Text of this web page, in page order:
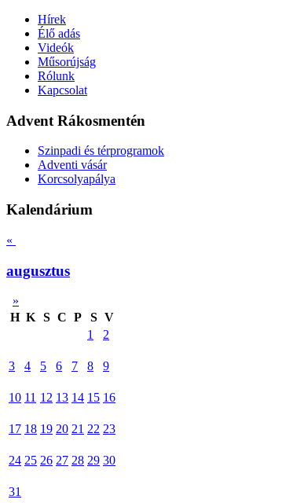
Hírek
Élő adás
Videók
Műsorújság
Rólunk
Kapcsolat
Advent Rákosmentén
Szinpadi és térprogramok
Adventi vásár
Korcsolyapálya
Kalendárium
«
augusztus
»
H K S C P S V
1
2
3 4 5 6 7 8 9
10 11 12 13 14 15 16
17 18 19 20 21 22 23
24 25 26 27 28 29 30
31